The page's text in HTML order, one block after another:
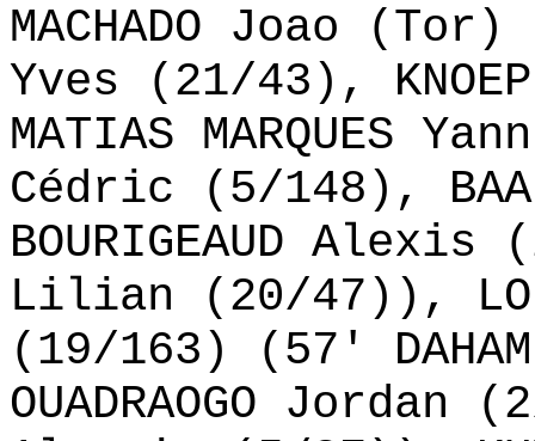
MACHADO Joao
Yves (21/43),
MATIAS MARQUES
Cédric (5/148),
BOURIGEAUD
Lilian (20/47)),
(19/163) (57'
OUADRAOGO